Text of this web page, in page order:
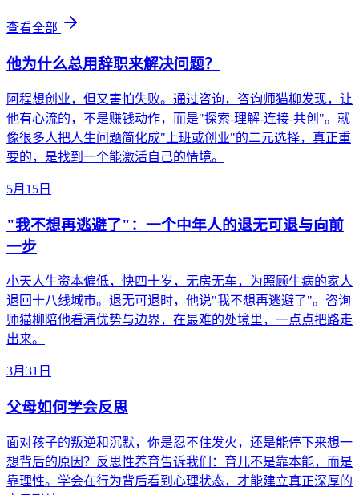
查看全部
他为什么总用辞职来解决问题？
阿程想创业，但又害怕失败。通过咨询，咨询师猫柳发现，让
他有心流的，不是赚钱动作，而是"探索-理解-连接-共创"。就
像很多人把人生问题简化成"上班或创业"的二元选择，真正重
要的，是找到一个能激活自己的情境。
5月15日
"我不想再逃避了"：一个中年人的退无可退与向前
一步
小天人生资本偏低，快四十岁，无房无车，为照顾生病的家人
退回十八线城市。退无可退时，他说"我不想再逃避了"。咨询
师猫柳陪他看清优势与边界，在最难的处境里，一点点把路走
出来。
3月31日
父母如何学会反思
面对孩子的叛逆和沉默，你是忍不住发火，还是能停下来想一
想背后的原因？反思性养育告诉我们：育儿不是靠本能，而是
靠理性。学会在行为背后看到心理状态，才能建立真正深厚的